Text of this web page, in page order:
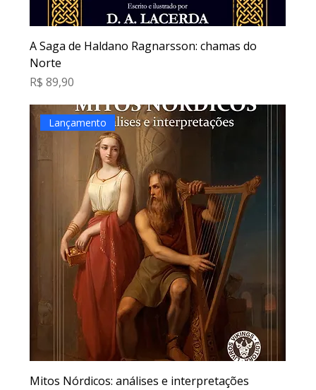
A Saga de Haldano Ragnarsson: chamas do
Norte
Preço
R$ 89,90
Lançamento
Mitos Nórdicos: análises e interpretações